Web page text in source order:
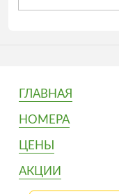
ГЛАВНАЯ
НОМЕРА
ЦЕНЫ
АКЦИИ